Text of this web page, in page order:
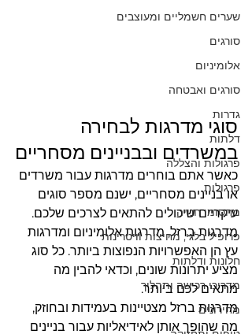
שערים חשמליים ומעוצבים
סורגים
אלומיניום
סורגים ואבטחה
גדרות
דלתות
פרגולות והצללה
פרגולות
מחסומי חנייה
פרופיל בלגי, מחיצות וויטרינות
חלונות ודלתות
מדריכי רכישה ותהליך
מחירונים
סוגי מדרגות לבחירה
במשרדים ובבניינים מסחריים
כאשר אתם בוחרים מדרגות עבור משרדים
או בניינים מסחריים, ישנם מספר סוגים
עיקריים שיכולים להתאים לצרכים שלכם.
מדרגות ברזל, מדרגות אלומיניום ומדרגות
עץ הן האפשרויות הנפוצות ביותר. כל סוג
מציע יתרונות שונים, וכדאי להבין מה
מתאים לכם ביותר.
מדרגות ברזל מצטיינות בעמידות ובחוזק,
מה שהופך אותן לאידיאליות עבור בניינים